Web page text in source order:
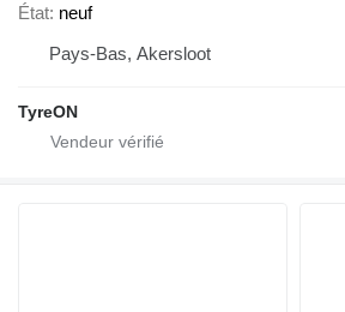
État neuf
Pays-Bas, Akersloot
TyreON